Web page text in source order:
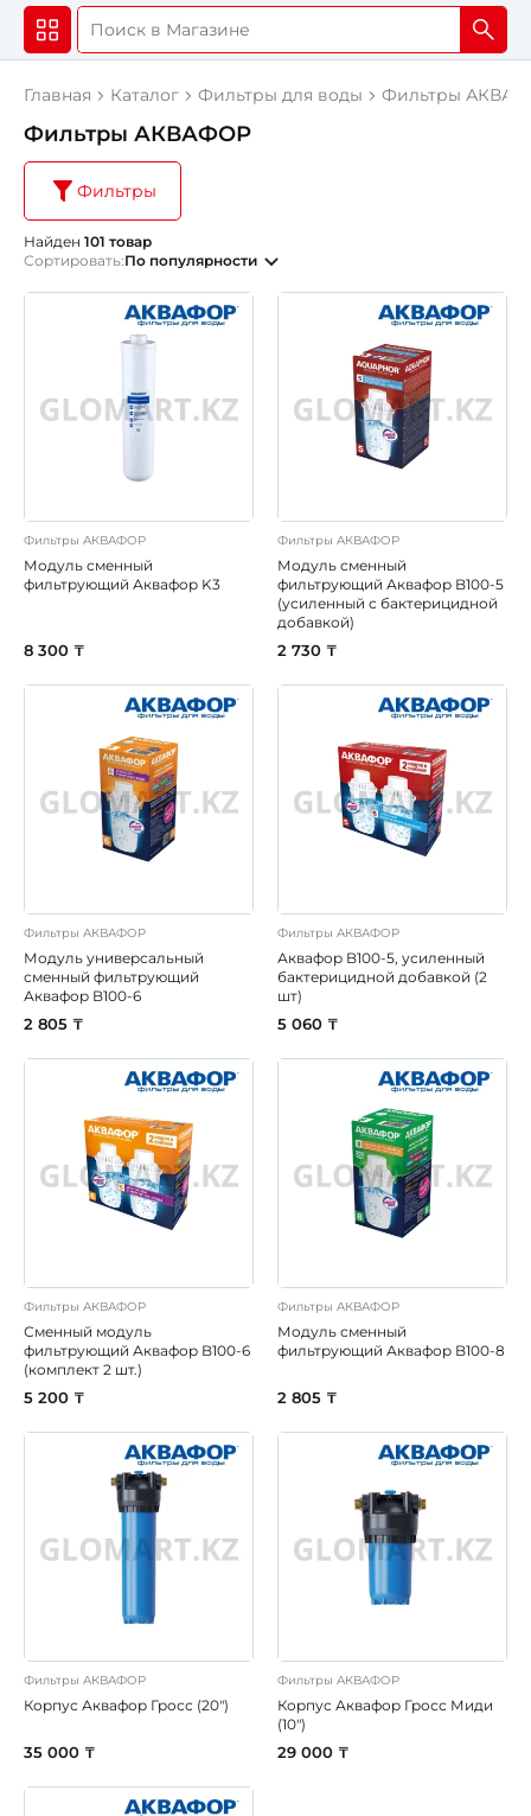
Главная Каталог Фильтры для воды Фильтры
Фильтры АКВАФОР
Фильтры
Найден 101 товар
Сортировать:По популярности
Фильтры АКВАФОР
Модуль сменный
фильтрующий Аквафор K3
8 300 ₸
Фильтры АКВАФОР
Модуль сменный
фильтрующий Аквафор B100-5
(усиленный с бактерицидной
добавкой)
2 730 ₸
Фильтры АКВАФОР
Модуль универсальный
сменный фильтрующий
Аквафор B100-6
2 805 ₸
Фильтры АКВАФОР
Аквафор B100-5, усиленный
бактерицидной добавкой (2
шт)
5 060 ₸
Фильтры АКВАФОР
Сменный модуль
фильтрующий Аквафор B100-6
(комплект 2 шт.)
5 200 ₸
Фильтры АКВАФОР
Модуль сменный
фильтрующий Аквафор B100-8
2 805 ₸
Фильтры АКВАФОР
Корпус Аквафор Гросс (20")
35 000 ₸
Фильтры АКВАФОР
Корпус Аквафор Гросс Миди
(10")
29 000 ₸